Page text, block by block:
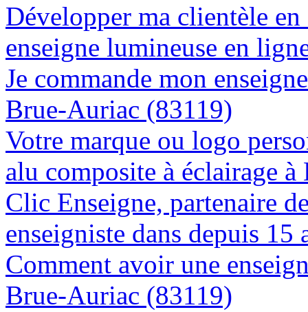
Développer ma clientèle
enseigne lumineuse en
Je commande mon
Brue-Auriac (83119)
Votre marque ou logo
alu composite à éclairage
Clic Enseigne, partenaire
enseigniste dans depuis
Comment avoir une
Brue-Auriac (83119)